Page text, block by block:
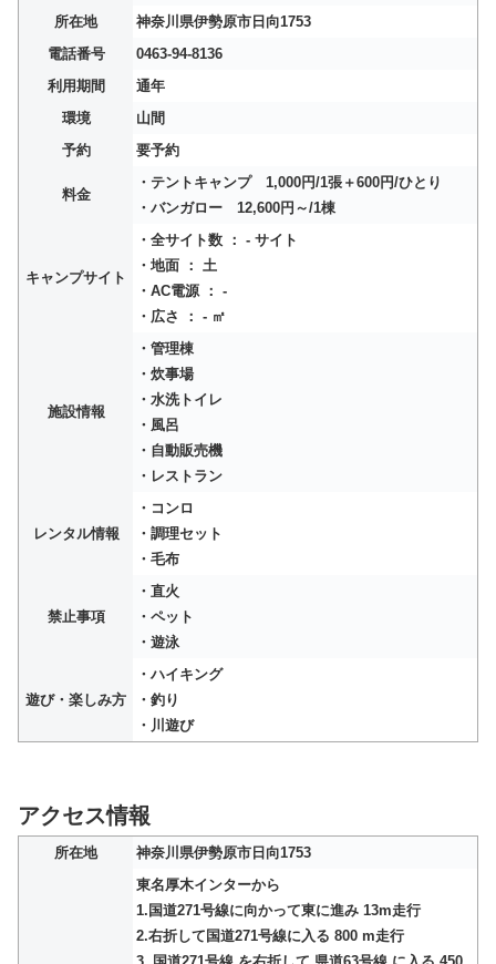
所在地
神奈川県伊勢原市日向1753
電話番号
0463-94-8136
利用期間
通年
環境
山間
予約
要予約
料金
・テントキャンプ 1,000円/1張＋600円/ひとり
・バンガロー 12,600円～/1棟
キャンプサイト
・全サイト数 ： - サイト
・地面 ： 土
・AC電源 ： -
・広さ ： - ㎡
施設情報
・管理棟
・炊事場
・水洗トイレ
・風呂
・自動販売機
・レストラン
レンタル情報
・コンロ
・調理セット
・毛布
禁止事項
・直火
・ペット
・遊泳
遊び・楽しみ方
・ハイキング
・釣り
・川遊び
アクセス情報
所在地
神奈川県伊勢原市日向1753
東名厚木インターから
1.国道271号線に向かって東に進み 13m走行
2.右折して国道271号線に入る 800 m走行